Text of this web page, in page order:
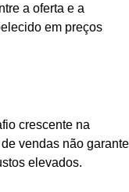
a oferta e a
em preços
crescente na
vendas não garante
elevados.